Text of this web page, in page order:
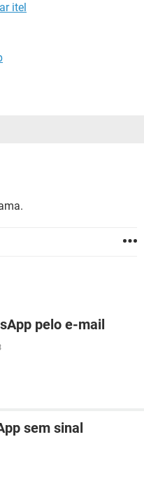
itel
pelo e-mail
sem sinal